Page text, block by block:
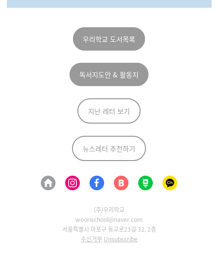
우리학교 도서목록
독서지도안 & 활동지
지난 레터 보기
뉴스레터 추천하기
(주)우리학교
woorischool@naver.com
서울특별시 마포구 동교로23길 32, 2층
수신거부 Unsubscribe